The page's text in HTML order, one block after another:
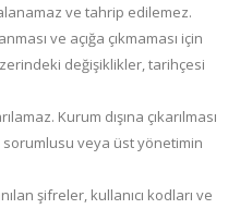
ve tahrip edilemez.
ve açığa çıkmaması için
değişiklikler, tarihçesi
Kurum dışına çıkarılması
veya üst yönetimin
şifreler, kullanıcı kodları ve